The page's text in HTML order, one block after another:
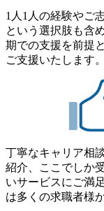
サルティング経験5
学卒業に限る ・
- MBB及び戦略フ
上 - BIG4の
プし、バイタリテ
コンサル業界やク
や自社への提案な
ケジューリング(優
クスキルが習得で
の上参加者を決定
● 当日の流れ 受付
後、随時ご案内)
される方に個別に
通常の選考フロー
だきます。 ● 詳細
ションサーチにな
志向性に合わせて
きます。 ※本求人
す。 ＜ITコンサル
の領域において、
に対する課題解決
模基幹システムに
1人1人の経験やご
という選択肢も含
期での支援を前提
ご支援いたします。
丁寧なキャリア相
紹介、ここでしか
いサービスにご満
は多くの求職者様